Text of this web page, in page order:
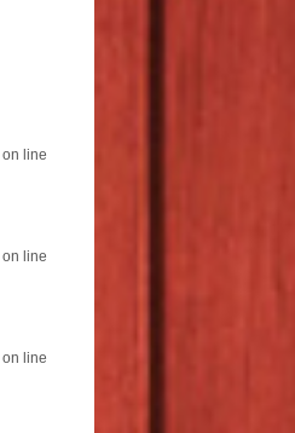
on line
on line
on line